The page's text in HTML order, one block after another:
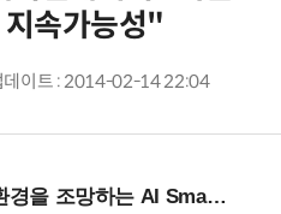
지속가능성"
데이트 : 2014-02-14 22:04
Work Summit 2026 (9/11 코엑스)